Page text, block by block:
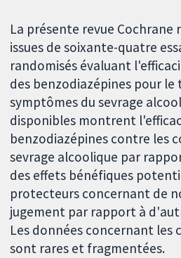
La présente revue Cochrane
issues de soixante-quatre
randomisés évaluant
des benzodiazépines pour
symptômes du sevrage
disponibles montrent
benzodiazépines contre les
sevrage alcoolique par
des effets bénéfiques
protecteurs concernant de
jugement par rapport à
Les données concernant les
sont rares et fragmentées.